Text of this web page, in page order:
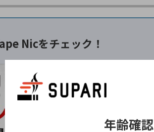
Nicをチェック！
年齢確認